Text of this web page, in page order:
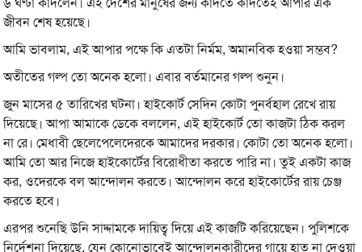
জীবন শেষ হয়েছে।
আমি ভাবলাম, এই আপার পক্ষে কি এতটা নির্মম, অমানবিক হওয়া সম্ভব?
অতীতের গল্প তো অনেক হলো। এবার বর্তমানের গল্প শুনুন।
জুন মাসের ৫ তারিখের ঘটনা। হাইকোর্ট সেদিন কোটা পুনর্বহাল রেখে রায়
দিয়েছে। আপা আমাকে ডেকে বললেন, এই হাইকোর্ট তো কাজটা ঠিক করল
না রে। মেধাবী ছেলেপেলেদেরকে আমাদের দরকার। কোটা তো অনেক হলো।
আমি তো আর নিজে হাইকোর্টের বিরোধীতা করতে পারি না। তুই একটা কাজ
কর, ওদেরকে বল আন্দোলন করতে। আন্দোলন করে হাইকোর্টের রায় চেঞ্জ
করতে হবে।
এরপর শুনেছি উনি সাদ্দামকে দায়িত্ব দিয়ে এই কাজটি করিয়েছেন। পুলিশকে
নির্দেশনা দিয়েছে, যেন কোনোভাবেই আন্দোলনকারীদের গায়ে হাত না দেওয়া